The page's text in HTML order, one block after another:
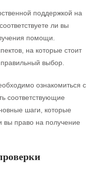
поддержкой на
ли вы
помощи.
на которые стоит
выбор.
ознакомиться с
соответствующие
шаги, которые
вы право на получение